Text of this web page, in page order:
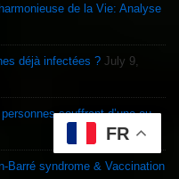
de la Vie: Analyse
déjà infectées ? July 9,
souffrant d’une ou
Barré syndrome & Vaccination
FR